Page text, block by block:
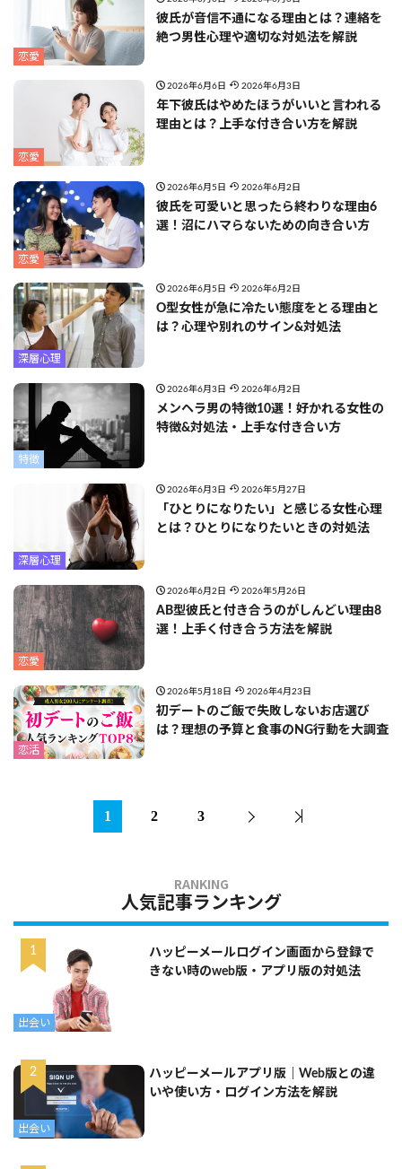
恋愛
彼氏が音信不通になる理由とは？連絡を
絶つ男性心理や適切な対処法を解説
恋愛
2026年6月6日 2026年6月3日
年下彼氏はやめたほうがいいと言われる
理由とは？上手な付き合い方を解説
恋愛
2026年6月5日 2026年6月2日
彼氏を可愛いと思ったら終わりな理由6
選！沼にハマらないための向き合い方
深層心理
2026年6月5日 2026年6月2日
O型女性が急に冷たい態度をとる理由と
は？心理や別れのサイン&対処法
特徴
2026年6月3日 2026年6月2日
メンヘラ男の特徴10選！好かれる女性の
特徴&対処法・上手な付き合い方
深層心理
2026年6月3日 2026年5月27日
「ひとりになりたい」と感じる女性心理
とは？ひとりになりたいときの対処法
恋愛
2026年6月2日 2026年5月26日
AB型彼氏と付き合うのがしんどい理由8
選！上手く付き合う方法を解説
恋活
2026年5月18日 2026年4月23日
初デートのご飯で失敗しないお店選び
は？理想の予算と食事のNG行動を大調査
1 2 3
人気記事ランキング
出会い
ハッピーメールログイン画面から登録で
きない時のweb版・アプリ版の対処法
出会い
ハッピーメールアプリ版｜Web版との違
いや使い方・ログイン方法を解説